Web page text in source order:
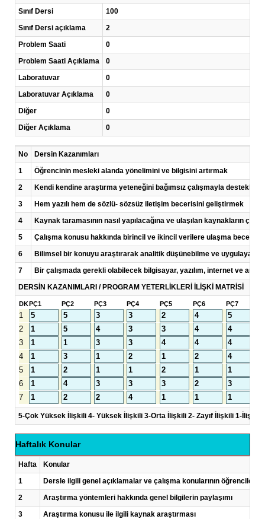
Sınıf Dersi
100
Sınıf Dersi açıklama
2
Problem Saati
0
Problem Saati Açıklama
0
Laboratuvar
0
Laboratuvar Açıklama
0
Diğer
0
Diğer Açıklama
0
No
Dersin Kazanımları
1
Öğrencinin mesleki alanda yönelimini ve bilgisini artırmak
2
Kendi kendine araştırma yeteneğini bağımsız çalışmayla
3
Hem yazılı hem de sözlü- sözsüz iletişim becerisini geliştirmek
4
Kaynak taramasının nasıl yapılacağına ve ulaşılan kaynakların
5
Çalışma konusu hakkında birincil ve ikincil verilere ulaşma
6
Bilimsel bir konuyu araştırarak analitik düşünebilme ve
7
Bir çalışmada gerekli olabilecek bilgisayar, yazılım, internet ve
DERSİN KAZANIMLARI / PROGRAM YETERLİKLERİ İLİŞKİ MATRİSİ
DKPÇ1 PÇ2 PÇ3 PÇ4 PÇ5 PÇ6 PÇ7
1
2
3
4
5
6
7
5-Çok Yüksek İlişkili 4- Yüksek İlişkili 3-Orta İlişkili 2- Zayıf İlişkili 1-
Haftalık Konular
Hafta
Konular
1
Dersle ilgili genel açıklamalar ve çalışma konularının öğrencilere
2
Araştırma yöntemleri hakkında genel bilgilerin paylaşımı
3
Araştırma konusu ile ilgili kaynak araştırması